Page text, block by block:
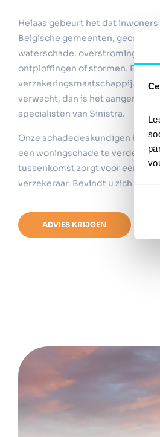
Helaas gebeurt het dat
Belgische gemeenten,
waterschade, overstromingen,
ontploffingen of stormen. Eerste
verzekeringsmaatschappij.
verwacht, dan is het aangeraden
specialisten van Sinistra.
Onze schadedeskundigen
een woningschade te
tussenkomst zorgt voor een
verzekeraar. Bevindt u zich in
ADVIES KRIJGEN